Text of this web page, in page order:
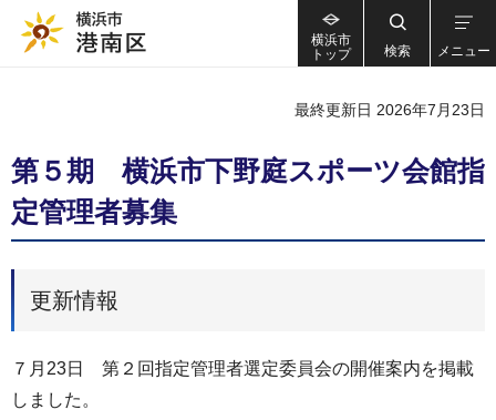
横浜市
トップ
検索 メニュー
最終更新日 2026年7月23日
第５期 横浜市下野庭スポーツ会館指
定管理者募集
更新情報
７月23日 第２回指定管理者選定委員会の開催案内を掲載
しました。